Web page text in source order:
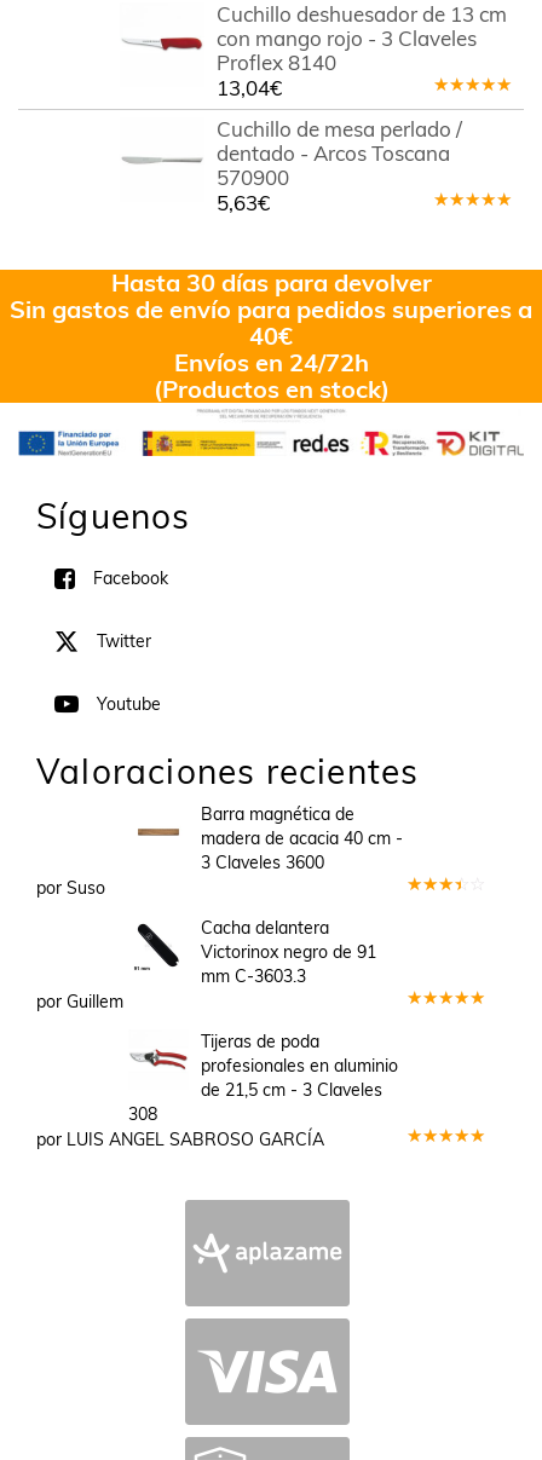
Cuchillo deshuesador de 13 cm
con mango rojo - 3 Claveles
Proflex 8140
Valorado
en 5.00
5
13,04€
Cuchillo de mesa perlado /
dentado - Arcos Toscana
570900
5,63€
Hasta 30 días para devolver
Sin gastos de envío para pedidos superiores a
40€
Envíos en 24/72h
(Productos en stock)
Síguenos
Facebook
Twitter
Youtube
Valoraciones recientes
Barra magnética de
madera de acacia 40 cm -
3 Claveles 3600
por Suso
Cacha delantera
Victorinox negro de 91
mm C-3603.3
por Guillem
Tijeras de poda
profesionales en aluminio
de 21,5 cm - 3 Claveles
308
por LUIS ANGEL SABROSO GARCÍA